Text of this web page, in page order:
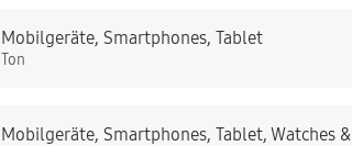
Mobilgeräte,Smartphones,Tablet
Ton
Mobilgeräte,Smartphones,Tablet,Watches &